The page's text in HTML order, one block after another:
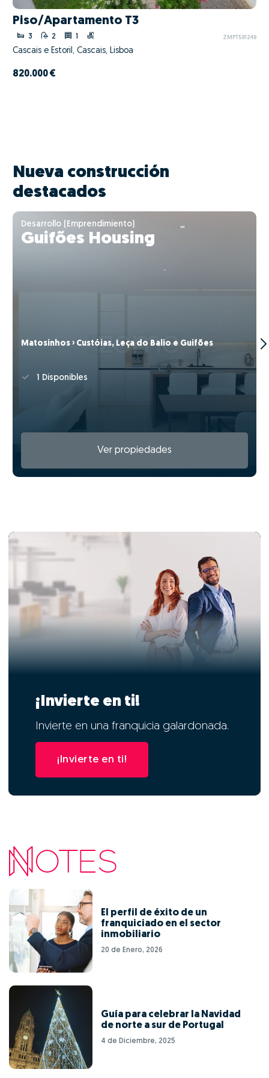
Piso/Apartamento T3
3 2 ZMPT591248
Cascais e Estoril, Cascais, Lisboa
820.000 €
Nueva construcción
destacados
Desarrollo (Emprendimiento)
Guifões Housing
Matosinhos › Custóias, Leça do Balio e Guifões
1 Disponibles
Ver propiedades
¡Invierte en ti!
Invierte en una franquicia galardonada.
¡Invierte en ti!
El perfil de éxito de un
franquiciado en el sector
inmobiliario
20 de Enero, 2026
Guía para celebrar la Navidad
de norte a sur de Portugal
4 de Diciembre, 2025